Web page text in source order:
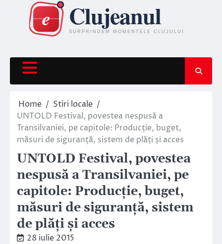
content
Home
Stiri locale
UNTOLD Festival, povestea nespusă a
Transilvaniei, pe capitole: Producție, buget,
măsuri de siguranță, sistem de plăți și acces
UNTOLD Festival, povestea
nespusă a Transilvaniei, pe
capitole: Producție, buget,
măsuri de siguranță, sistem
de plăți și acces
28 iulie 2015